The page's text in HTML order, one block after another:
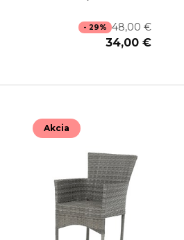
- 29% 48,00 €
34,00 €
Akcia